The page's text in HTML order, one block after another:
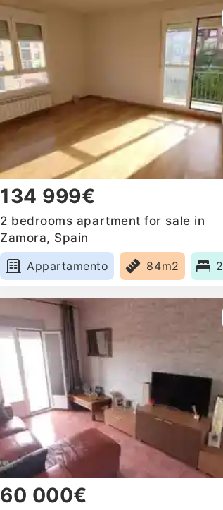
134 999€
2 bedrooms apartment for sale in
Zamora, Spain
Appartamento
84m2 2
60 000€